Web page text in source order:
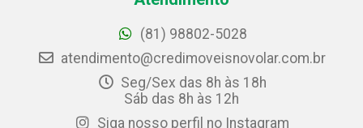
(81) 98802-5028
atendimento@credimoveisnovolar.com.br
Seg/Sex das 8h às 18h
Sáb das 8h às 12h
Siga nosso perfil no Instagram